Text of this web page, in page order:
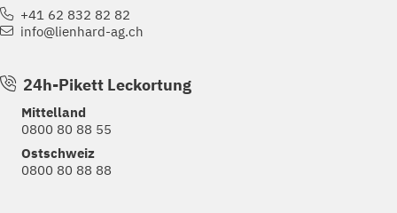
+41 62 832 82 82
info@lienhard-ag.ch
24h-Pikett Leckortung
Mittelland
0800 80 88 55
Ostschweiz
0800 80 88 88